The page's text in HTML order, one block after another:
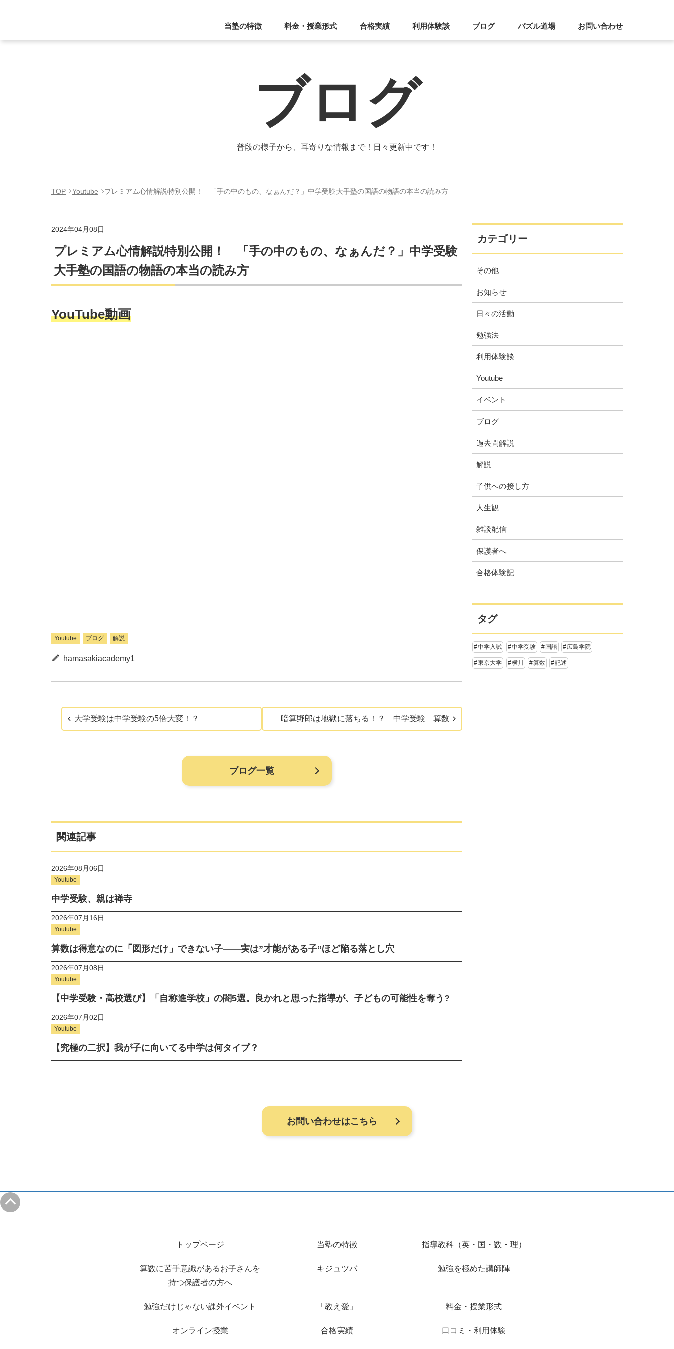
当塾の特徴 料金・授業形式 合格実績 利用体験談 ブログ パズル道場 お問い合わせ
ブログ
普段の様子から、耳寄りな情報まで！日々更新中です！
TOP Youtube プレミアム心情解説特別公開！ 「手の中のもの、なぁんだ？」中学受験大手塾の国語の物語の本当の読み方
2024年04月08日
プレミアム心情解説特別公開！ 「手の中のもの、なぁんだ？」中学受験
大手塾の国語の物語の本当の読み方
YouTube動画
Youtube ブログ 解説
hamasakiacademy1
大学受験は中学受験の5倍大変！？ 暗算野郎は地獄に落ちる！？ 中学受験 算数
ブログ一覧
関連記事
2026年08月06日
Youtube
中学受験、親は禅寺
2026年07月16日
Youtube
算数は得意なのに「図形だけ」できない子——実は”才能がある子”ほど陥る落とし穴
2026年07月08日
Youtube
【中学受験・高校選び】「自称進学校」の闇5選。良かれと思った指導が、子どもの可能性を奪う?
2026年07月02日
Youtube
【究極の二択】我が子に向いてる中学は何タイプ？
カテゴリー
その他
お知らせ
日々の活動
勉強法
利用体験談
Youtube
イベント
ブログ
過去問解説
解説
子供への接し方
人生観
雑談配信
保護者へ
合格体験記
タグ
中学入試 中学受験 国語 広島学院
東京大学 横川 算数 記述
お問い合わせはこちら
トップページ 当塾の特徴 指導教科（英・国・数・理）
算数に苦手意識があるお子さんを
持つ保護者の方へ
キジュツバ 勉強を極めた講師陣
勉強だけじゃない課外イベント 「教え愛」 料金・授業形式
オンライン授業 合格実績 口コミ・利用体験